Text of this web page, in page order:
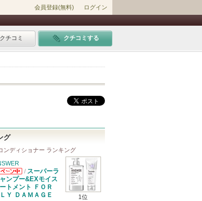
会員登録(無料) ログイン
チコミ クチコミする
グ
ンディショナー ランキング
1位
知らせ
す
/ スーパーラ
ンプー&EXモイス
トメント ＦＯＲ
Ｙ ＤＡＭＡＧＥ